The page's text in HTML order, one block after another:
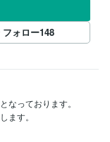
フォロー148
なっております。
ます。